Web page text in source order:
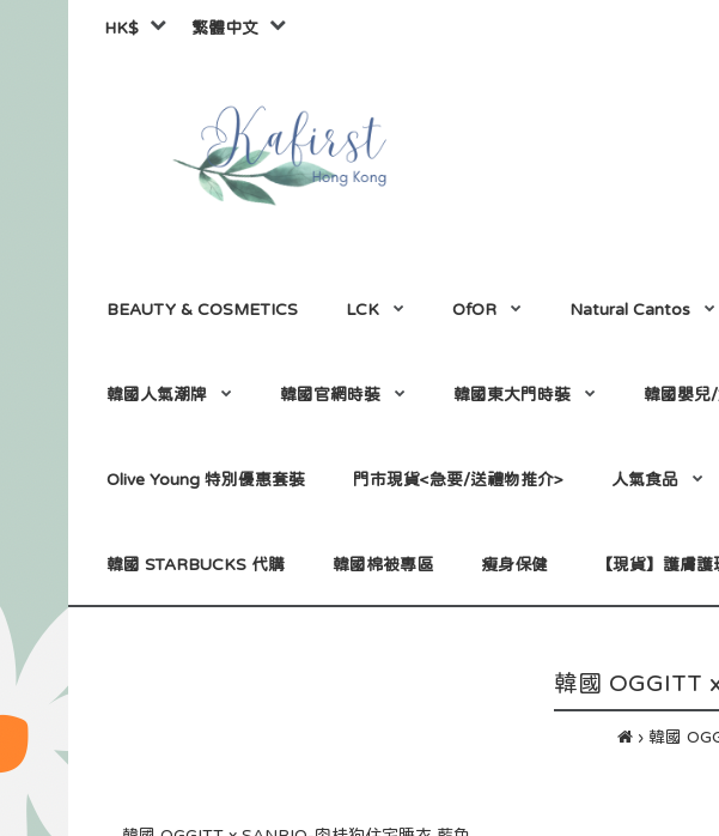
HK$ 繁體中文
BEAUTY & COSMETICS LCK OfOR Natural Cantos
韓國人氣潮牌 韓國官網時裝 韓國東大門時裝 韓國嬰兒
Olive Young 特別優惠套裝 門市現貨<急要/送禮物推介> 人氣食品
韓國 STARBUCKS 代購 韓國棉被專區 瘦身保健 【現貨】護膚護
韓國 OGGITT
韓國